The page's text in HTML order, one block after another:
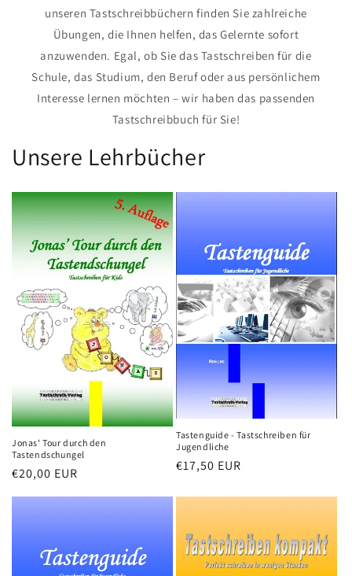
unseren Tastschreibbüchern finden Sie zahlreiche
Übungen, die Ihnen helfen, das Gelernte sofort
anzuwenden. Egal, ob Sie das Tastschreiben für die
Schule, das Studium, den Beruf oder aus persönlichem
Interesse lernen möchten – wir haben das passenden
Tastschreibbuch für Sie!
Unsere Lehrbücher
Jonas' Tour durch den
Tastendschungel
Normaler
€20,00 EUR
Tastenguide - Tastschreiben für
Jugendliche
Normaler
€17,50 EUR